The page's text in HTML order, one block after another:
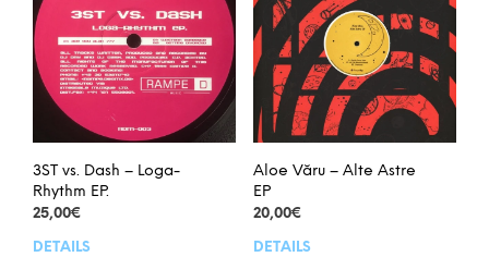
3ST vs. Dash – Loga-
Rhythm EP.
25,00€
DETAILS
Aloe Văru – Alte Astre
EP
20,00€
DETAILS